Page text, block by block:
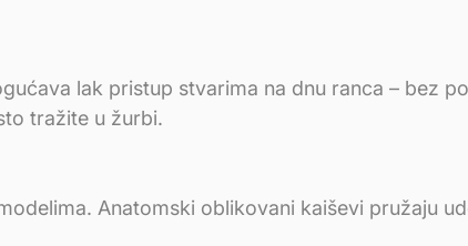
lak pristup stvarima na dnu ranca – bez
tražite u žurbi.
Anatomski oblikovani kaiševi pružaju